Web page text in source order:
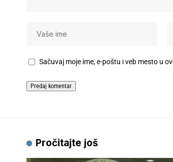
Sačuvaj moje ime, e-poštu i veb mesto u
Pročitajte još